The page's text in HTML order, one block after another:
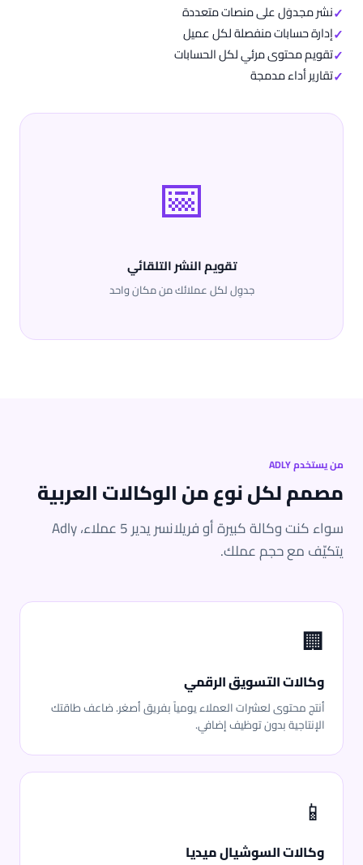
نشر مجدوَل على منصات متعددة
إدارة حسابات منفصلة لكل عميل
تقويم محتوى مرئي لكل الحسابات
تقارير أداء مدمجة
📅
تقويم النشر التلقائي
جدوِل لكل عملائك من مكان واحد
من يستخدم ADLY
مصمم لكل نوع من الوكالات العربية
سواء كنت وكالة كبيرة أو فريلانسر يدير 5 عملاء، Adly
يتكيّف مع حجم عملك.
🏢
وكالات التسويق الرقمي
أنتج محتوى لعشرات العملاء يومياً بفريق أصغر. ضاعف طاقتك
الإنتاجية بدون توظيف إضافي.
📱
وكالات السوشيال ميديا